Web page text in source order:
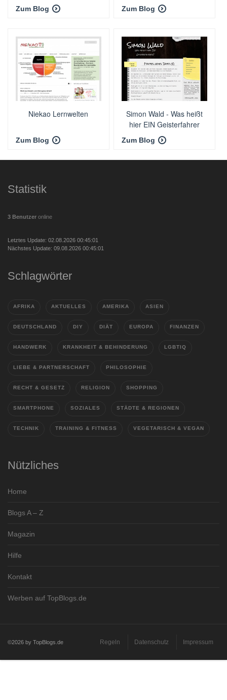
Zum Blog Zum Blog
Niekao Lernwelten
Zum Blog
Simon Wald - Was heißt
hier EIN Geisterfahrer
Zum Blog
Statistik
3 Benutzer online
Letztes Update: 02.08.2026 00:45:01
Nächstes Update: 09.08.2026 00:45:01
Schlagwörter
AFRIKA AKTUELLES AMERIKA ASIEN
DEUTSCHLAND DIY DIÄT EUROPA FINANZEN
HANDWERK KRANKHEIT & BEHINDERUNG LGBTIQ
LIEBE & PARTNERSCHAFT PHILOSOPHIE
RECHT & GESETZ RELIGION SHOPPING
SMARTPHONE SOZIALES STÄDTE & REGIONEN
TECHNIK TRAINING & FITNESS VEGETARISCH & VEGAN
Nützliches
Home
Blogs A – Z
Magazin
Hilfe
Kontakt
Werben auf TopBlogs.de
©2026 by TopBlogs.de Regeln Datenschutz Impressum